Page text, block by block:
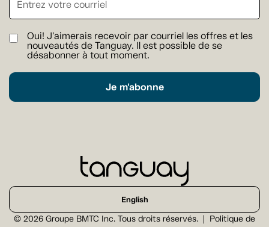
Oui! J'aimerais recevoir par courriel les offres et les
nouveautés de Tanguay. Il est possible de se
désabonner à tout moment.
Je m'abonne
© 2026 Groupe BMTC Inc. Tous droits réservés.
Politique de
English